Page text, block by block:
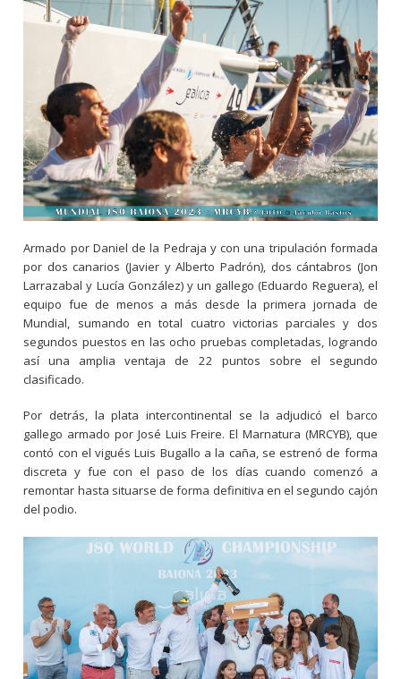
Armado por Daniel de la Pedraja y con una tripulación formada
por dos canarios (Javier y Alberto Padrón), dos cántabros (Jon
Larrazabal y Lucía González) y un gallego (Eduardo Reguera), el
equipo fue de menos a más desde la primera jornada de
Mundial, sumando en total cuatro victorias parciales y dos
segundos puestos en las ocho pruebas completadas, logrando
así una amplia ventaja de 22 puntos sobre el segundo
clasificado.
Por detrás, la plata intercontinental se la adjudicó el barco
gallego armado por José Luis Freire. El Marnatura (MRCYB), que
contó con el vigués Luis Bugallo a la caña, se estrenó de forma
discreta y fue con el paso de los días cuando comenzó a
remontar hasta situarse de forma definitiva en el segundo cajón
del podio.